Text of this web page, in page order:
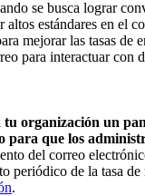
se busca lograr
altos estándares en el
mejorar las tasas de
para interactuar con
organización un
para que los
del correo
periódico de la tasa de
.